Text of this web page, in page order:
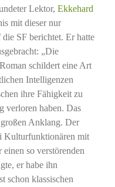
Lektor, Ekkehard
mit dieser nur
SF berichtet. Er hatte
„Die
schildert eine Art
Intelligenzen
ihre Fähigkeit zu
verloren haben. Das
Anklang. Der
Kulturfunktionären mit
so verstörenden
er habe ihn
schon klassischen